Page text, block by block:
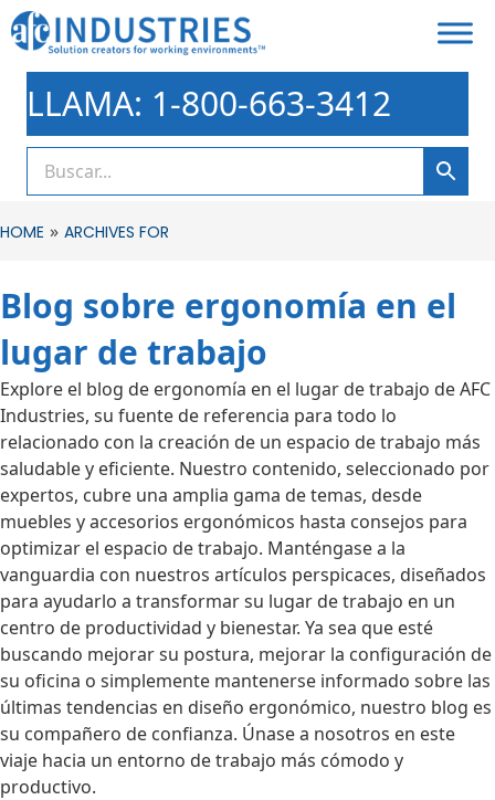
LLAMA: 1-800-663-3412
HOME » ARCHIVES FOR
Blog sobre ergonomía en el
lugar de trabajo
Explore el blog de ergonomía en el lugar de trabajo de AFC
Industries, su fuente de referencia para todo lo
relacionado con la creación de un espacio de trabajo más
saludable y eficiente. Nuestro contenido, seleccionado por
expertos, cubre una amplia gama de temas, desde
muebles y accesorios ergonómicos hasta consejos para
optimizar el espacio de trabajo. Manténgase a la
vanguardia con nuestros artículos perspicaces, diseñados
para ayudarlo a transformar su lugar de trabajo en un
centro de productividad y bienestar. Ya sea que esté
buscando mejorar su postura, mejorar la configuración de
su oficina o simplemente mantenerse informado sobre las
últimas tendencias en diseño ergonómico, nuestro blog es
su compañero de confianza. Únase a nosotros en este
viaje hacia un entorno de trabajo más cómodo y
productivo.